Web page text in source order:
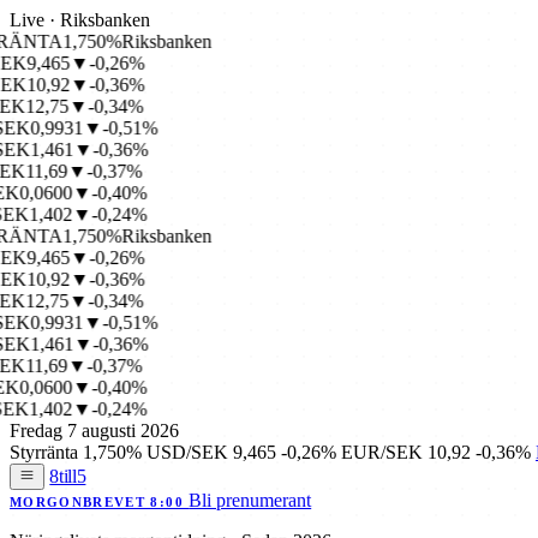
Live · Riksbanken
1,750%Riksbanken
9,465▼-0,26%
10,92▼-0,36%
12,75▼-0,34%
0,9931▼-0,51%
1,461▼-0,36%
11,69▼-0,37%
▼-0,40%
1,402▼-0,24%
1,750%Riksbanken
9,465▼-0,26%
10,92▼-0,36%
12,75▼-0,34%
0,9931▼-0,51%
1,461▼-0,36%
11,69▼-0,37%
▼-0,40%
1,402▼-0,24%
Fredag 7 augusti 2026
Styrränta 1,750% USD/SEK 9,465 -0,26% EUR/SEK 10,92 -0,36%
8till5
MORGONBREVET 8:00 Bli prenumerant